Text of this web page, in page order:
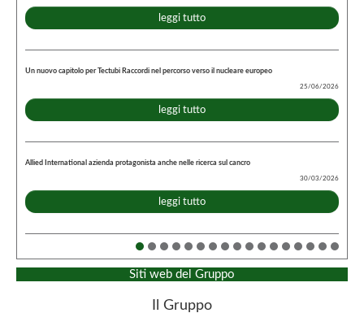
leggi tutto
Un nuovo capitolo per Tectubi Raccordi nel percorso verso il nucleare europeo
25/06/2026
leggi tutto
Allied International azienda protagonista anche nelle ricerca sul cancro
30/03/2026
leggi tutto
Siti web del Gruppo
Il Gruppo